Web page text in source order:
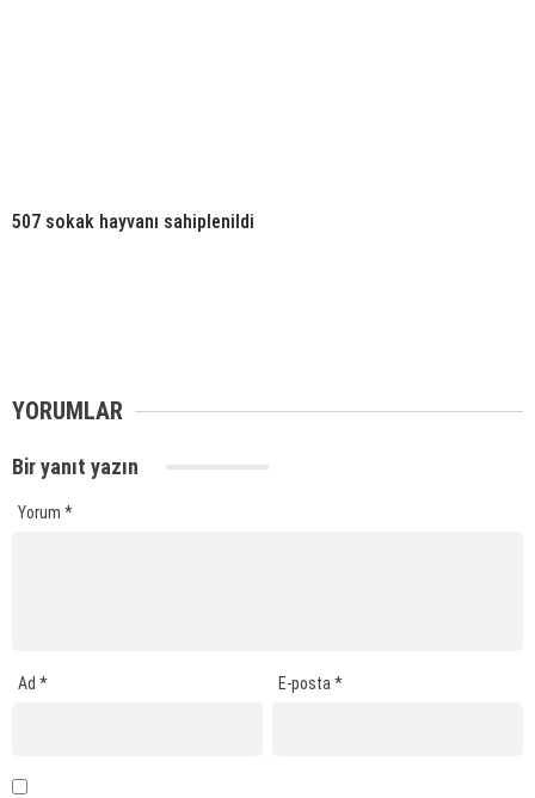
507 sokak hayvanı sahiplenildi
YORUMLAR
Bir yanıt yazın
Yorum *
Ad * E-posta*